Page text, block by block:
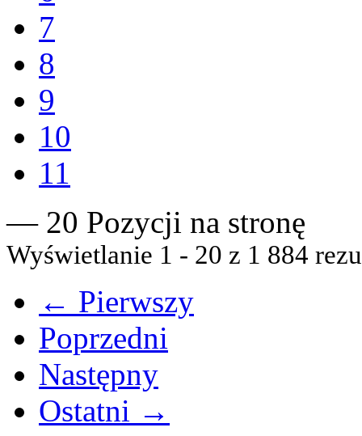
7
8
9
10
11
— 20 Pozycji na stronę
Wyświetlanie 1 - 20 z 1 884
← Pierwszy
Poprzedni
Następny
Ostatni →